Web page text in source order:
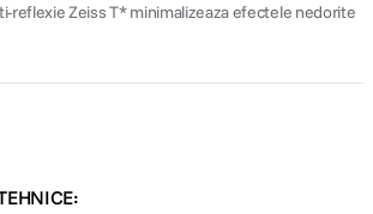
reflexie Zeiss T* minimalizeaza efectele nedorite